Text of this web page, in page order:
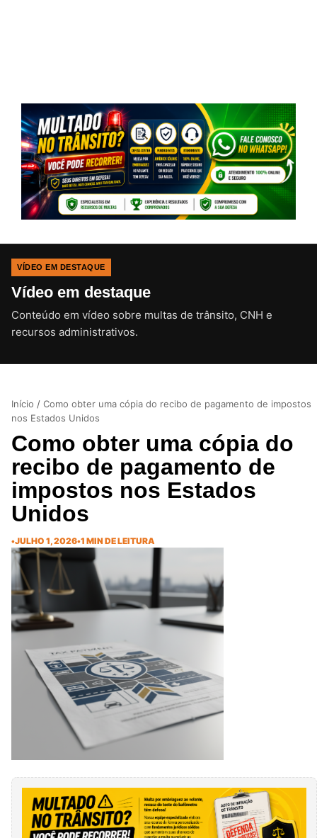
VÍDEO EM DESTAQUE
Vídeo em destaque
Conteúdo em vídeo sobre multas de trânsito, CNH e
recursos administrativos.CLIQUE PARA ATIVAR O SOM
Início / Como obter uma cópia do recibo de pagamento de impostos
nos Estados Unidos
Como obter uma cópia do
recibo de pagamento de
impostos nos Estados
Unidos
•JULHO 1, 2026•1 MIN DE LEITURA